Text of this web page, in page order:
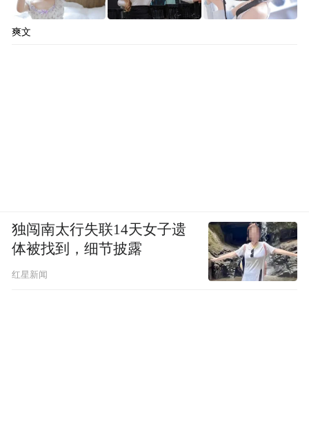
爽文
独闯南太行失联14天女子遗
体被找到，细节披露
红星新闻